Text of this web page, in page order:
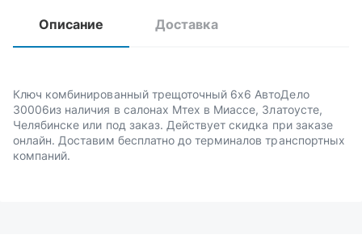
Описание Доставка
Ключ комбинированный трещоточный 6х6 АвтоДело
30006из наличия в салонах Мтех в Миассе, Златоусте,
Челябинске или под заказ. Действует скидка при заказе
онлайн. Доставим бесплатно до терминалов транспортных
компаний.